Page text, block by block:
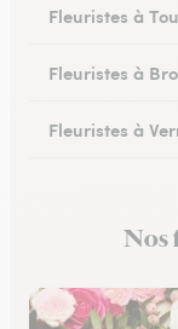
Fleuristes à
Fleuristes à
Fleuristes à
Fleuristes à
Nos